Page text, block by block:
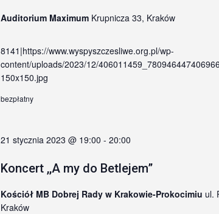
Auditorium Maximum Krupnicza 33, Kraków
8141|https://www.wyspyszczesliwe.org.pl/wp-
content/uploads/2023/12/
150x150.jpg
bezpłatny
21 stycznia 2023 @ 19:00 -20:00
Koncert ,,A my do Betlejem”
Kościół MB Dobrej Rady w Krakowie-Prokocimiu ul.
Kraków